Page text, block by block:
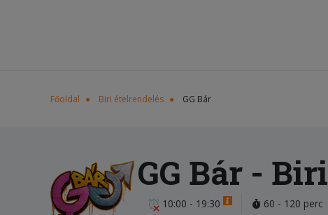
Főoldal Biri ételrendelés GG Bár
GG Bár - Biri
10:00 - 19:30 60 - 120 perc